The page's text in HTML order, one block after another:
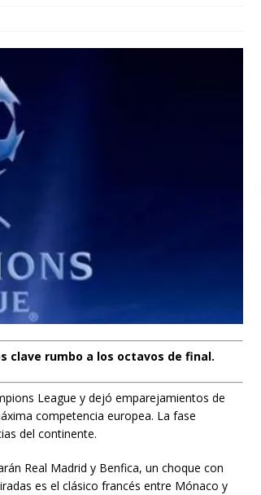
clave rumbo a los octavos de final.
League y dejó emparejamientos de
competencia europea. La fase
del continente.
Real Madrid y Benfica, un choque con
es el clásico francés entre Mónaco y